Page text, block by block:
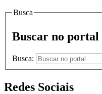
Busca
Buscar no portal
Busca:
Redes Sociais